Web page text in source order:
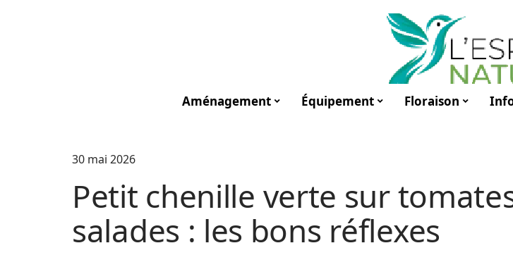
Aménagement Équipement Floraison
30 mai 2026
Petit chenille verte sur
salades : les bons réflexes